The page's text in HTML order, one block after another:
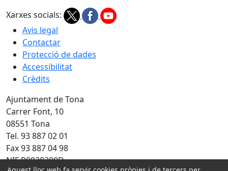
Xarxes socials:
Avis legal
Contactar
Protecció de dades
Accessibilitat
Crèdits
Ajuntament de Tona
Carrer Font, 10
08551 Tona
Tel. 93 887 02 01
Fax 93 887 04 98
NIF P0828300D